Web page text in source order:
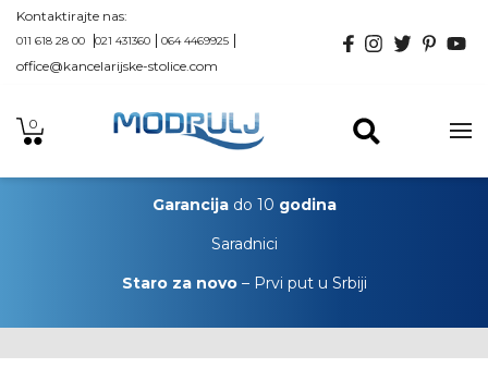
Kontaktirajte nas:
011 618 28 00 021 431360 064 4469925
office@kancelarijske-stolice.com
0
Garancijado 10 godina
Saradnici
Staro za novo– Prvi put u Srbiji